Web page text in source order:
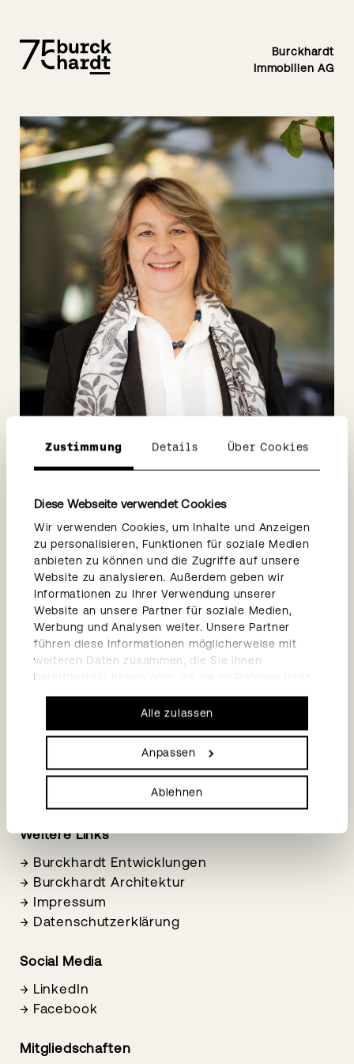
Zustimmung Details Über Cookies
Diese Webseite verwendet Cookies
Wir verwenden Cookies, um Inhalte und Anzeigen
zu personalisieren, Funktionen für soziale Medien
anbieten zu können und die Zugriffe auf unsere
Website zu analysieren. Außerdem geben wir
Informationen zu Ihrer Verwendung unserer
Website an unsere Partner für soziale Medien,
Werbung und Analysen weiter. Unsere Partner
führen diese Informationen möglicherweise mit
weiteren Daten zusammen, die Sie ihnen
bereitgestellt haben oder die sie im Rahmen Ihrer
Nutzung der Dienste gesammelt haben.
Alle zulassen
Anpassen
Ablehnen
Burckhardt
Immobilien AG
Corinne Krause
Immobilienbewirtschafterin
Immobilienbewirtschaftung
+41 61 338 35 41
corinne.krause@burckhardt.swiss
Weitere Links
→ Burckhardt Entwicklungen
→ Burckhardt Architektur
→ Impressum
→ Datenschutzerklärung
Social Media
→ LinkedIn
→ Facebook
Mitgliedschaften